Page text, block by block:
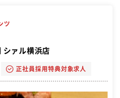
ツ
シァル横浜店
正社員採用特典対象求人